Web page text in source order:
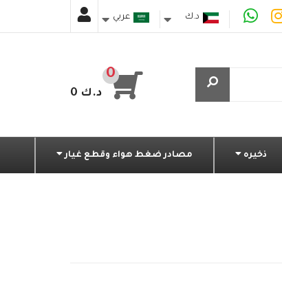
عربي
د.ك
دينار كويتي
0
0 د.ك
ذخيره مصادر ضغط هواء وقطع غيار